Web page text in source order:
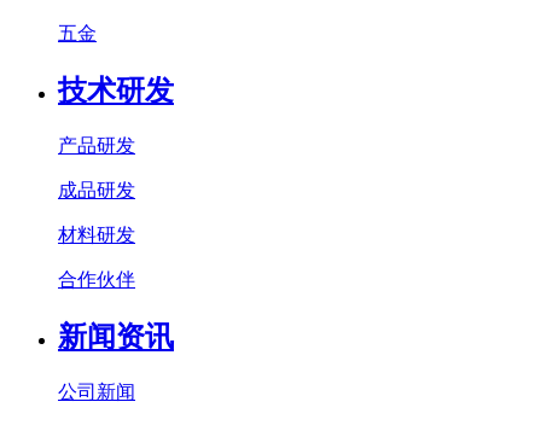
五金
技术研发
产品研发
成品研发
材料研发
合作伙伴
新闻资讯
公司新闻